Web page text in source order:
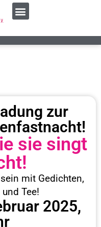
zur
sie singt
mit Gedichten,
Tee!
2025,